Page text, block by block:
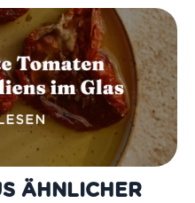
GLEICHEN